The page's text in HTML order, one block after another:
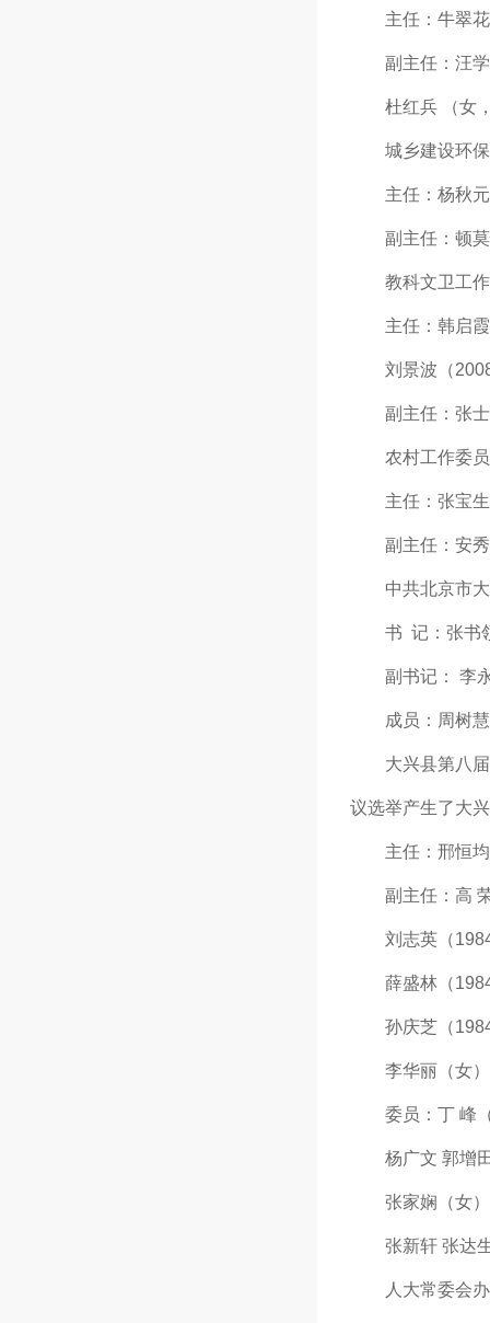
主任：牛翠花
副主任：汪学
杜红兵 （女，
城乡建设环保
主任：杨秋元
副主任：顿莫
教科文卫工作
主任：韩启霞
刘景波（
副主任：张士
农村工作委员
主任：张宝生
副主任：安秀
中共北京市大
书 记：张书
副书记： 李
成员：周树慧
大兴县第八届
议选举产生了大
主任：邢恒均
副主任：高 荣
刘志英（1984
薛盛林（1984
孙庆芝（1984
李华丽（女）
委员：丁 峰（
杨广文 郭增田
张家娴（女）
张新轩 张达
人大常委会办